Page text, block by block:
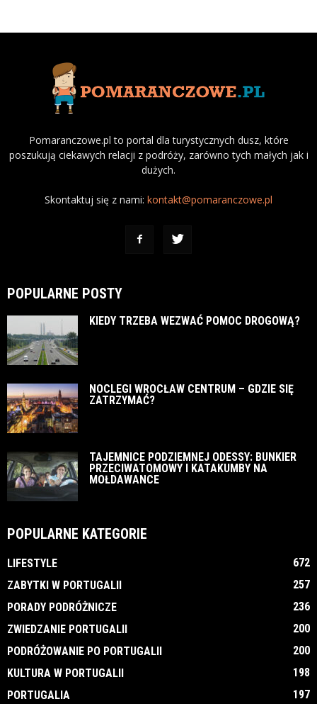
Pomaranczowe.pl to portal dla turystycznych dusz, które
poszukują ciekawych relacji z podróży, zarówno tych małych jak i
dużych.
Skontaktuj się z nami: kontakt@pomaranczowe.pl
POPULARNE POSTY
KIEDY TRZEBA WEZWAĆ POMOC DROGOWĄ?
NOCLEGI WROCŁAW CENTRUM – GDZIE SIĘ
ZATRZYMAĆ?
TAJEMNICE PODZIEMNEJ ODESSY: BUNKIER
PRZECIWATOMOWY I KATAKUMBY NA
MOŁDAWANCE
POPULARNE KATEGORIE
LIFESTYLE
672
ZABYTKI W PORTUGALII
257
PORADY PODRÓŻNICZE
236
ZWIEDZANIE PORTUGALII
200
PODRÓŻOWANIE PO PORTUGALII
200
KULTURA W PORTUGALII
198
PORTUGALIA
197